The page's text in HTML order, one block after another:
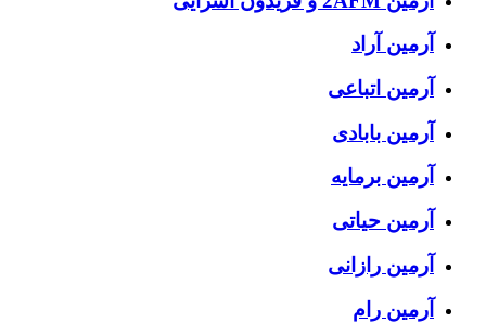
آرمین آراد
آرمین اتباعی
آرمین بابادی
آرمین برمایه
آرمین حیاتی
آرمین رازانی
آرمین رام